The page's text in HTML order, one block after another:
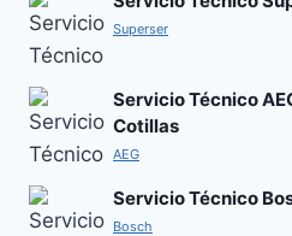
Superser
Servicio Técnico
Cotillas
AEG
Servicio Técnico
Bosch